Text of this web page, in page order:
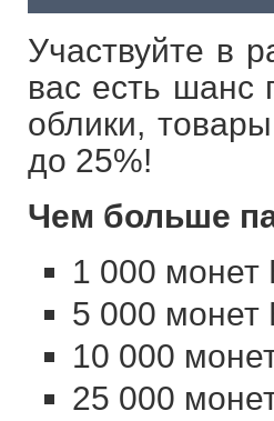
Участвуйте в
вас есть
облики,
до 25%!
Чем больше
1 000 монет
5 000 монет
10 000
25 000